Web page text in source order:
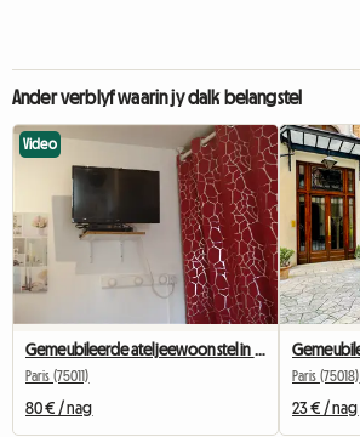
Ander verblyf waarin jy dalk belangstel
Video
Paris (75011)
80 € / nag
Paris (75018)
23 € / nag